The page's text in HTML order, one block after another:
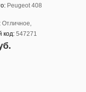
Peugeot 408
Отличное,
код:547271